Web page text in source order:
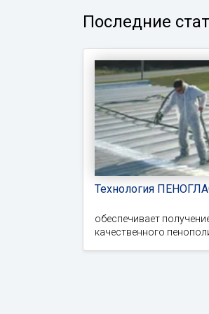
Последние
Технология
обеспечивает
качественного